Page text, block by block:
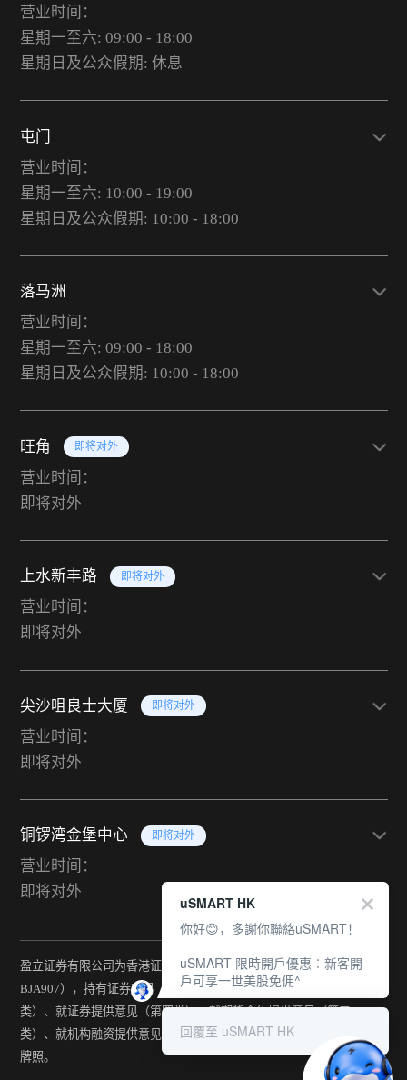
营业时间：
星期一至六: 09:00 - 18:00
星期日及公众假期: 休息
屯门
营业时间：
星期一至六: 10:00 - 19:00
星期日及公众假期: 10:00 - 18:00
落马洲
营业时间：
星期一至六: 09:00 - 18:00
星期日及公众假期: 10:00 - 18:00
旺角 即将对外
营业时间：
即将对外
上水新丰路 即将对外
营业时间：
即将对外
尖沙咀良士大厦 即将对外
营业时间：
即将对外
铜锣湾金堡中心 即将对外
营业时间：
即将对外
盈立证券有限公司为香港证监会持牌法团（中央编号：
BJA907），持有证券交易（第一类）、期货合约交易（第二
类）、就证券提供意见（第四类）、就期货合约提供意见（第五
类）、就机构融资提供意见（第六类）及提供资产管理（第九类）
牌照。
uSMART HK
你好😊，多謝你聯絡uSMART！
uSMART 限時開戶優惠︰新客開
戶可享一世美股免佣^
回覆至 uSMART HK